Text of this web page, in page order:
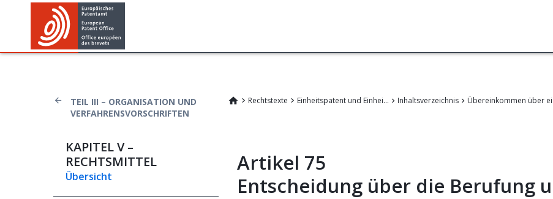
TEIL III – ORGANISATION UND
VERFAHRENSVORSCHRIFTEN
Rechtstexte Einheitspatent und Einheitliches Patentgericht Inhaltsverzeichnis
KAPITEL V –
RECHTSMITTEL
Übersicht
Artikel 75
Entscheidung über die Berufung